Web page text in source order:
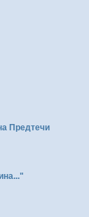
Предтечи